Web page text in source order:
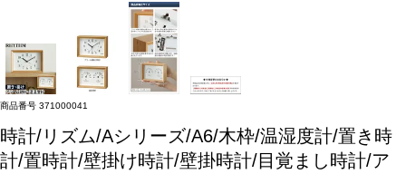
商品番号 371000041
時計/リズム/Aシリーズ/A6/木枠/温湿度計/置き時
計/置時計/壁掛け時計/壁掛時計/目覚まし時計/ア